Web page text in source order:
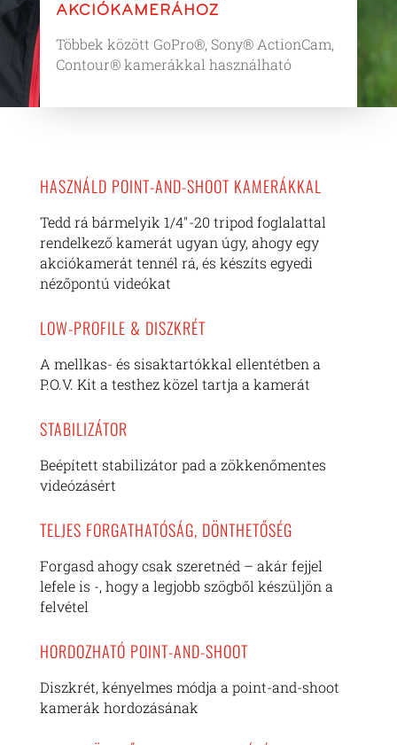
AKCIÓKAMERÁHOZ
Többek között GoPro®, Sony® ActionCam,
Contour® kamerákkal használható
HASZNÁLD POINT-AND-SHOOT KAMERÁKKAL
Tedd rá bármelyik 1/4″-20 tripod foglalattal
rendelkező kamerát ugyan úgy, ahogy egy
akciókamerát tennél rá, és készíts egyedi
nézőpontú videókat
LOW-PROFILE & DISZKRÉT
A mellkas- és sisaktartókkal ellentétben a
P.O.V. Kit a testhez közel tartja a kamerát
STABILIZÁTOR
Beépített stabilizátor pad a zökkenőmentes
videózásért
TELJES FORGATHATÓSÁG, DÖNTHETŐSÉG
Forgasd ahogy csak szeretnéd – akár fejjel
lefele is -, hogy a legjobb szögből készüljön a
felvétel
HORDOZHATÓ POINT-AND-SHOOT
Diszkrét, kényelmes módja a point-and-shoot
kamerák hordozásának